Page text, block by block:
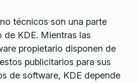
técnicos son una parte
de KDE. Mientras las
propietario disponen de
publicitarios para sus
de software, KDE depende